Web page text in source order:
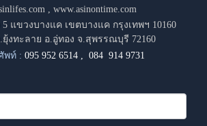
, www.asinontime.com
แขวงบางแค เขตบางแค กรุงเทพฯ 10160
ยุ้งทะลาย อ.อู่ทอง จ.สุพรรณบุรี 72160
พท์ : 095 952 6514 ,084 914 9731